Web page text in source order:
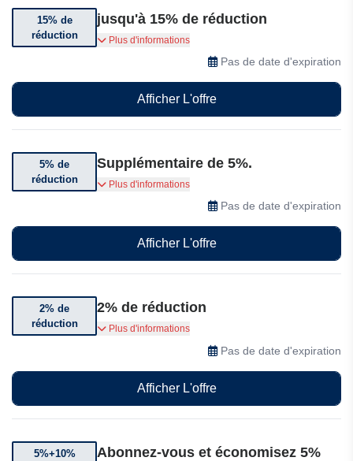
15% de
réduction
jusqu'à 15% de réduction
Bénéficiez de jusqu'à 15% de réduction grâce
aux remises de départ, aux économies
cumulées, aux avantages entreprise, aux
promotions par coupon et aux offres happy
Plus d'informations
Pas de date d'expiration
Afficher L'offre
5% de
réduction
Supplémentaire de 5%.
Remise sur le retrait en magasin Tous nos
clients qui viennent retirer leur commande dans
notre boutique bénéficient d'une remise
supplémentaire de 5%.
Plus d'informations
Pas de date d'expiration
Afficher L'offre
2% de
réduction
2% de réduction
Bénéficiez de 2% de réduction sur votre premier
Plus d'informations
Pas de date d'expiration
Afficher L'offre
5%+10%
Abonnez-vous et économisez 5%